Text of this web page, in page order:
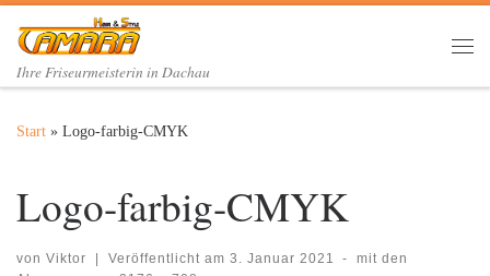
Zum Inhalt springen
Ihre Friseurmeisterin in Dachau
Start » Logo-farbig-CMYK
Logo-farbig-CMYK
von Viktor Veröffentlicht am 3. Januar 2021 -
mit den